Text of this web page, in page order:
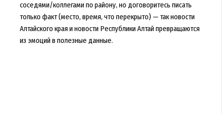
соседями/коллегами по району, но договоритесь писать
только факт (место, время, что перекрыто) — так новости
Алтайского края и новости Республики Алтай превращаются
из эмоций в полезные данные.